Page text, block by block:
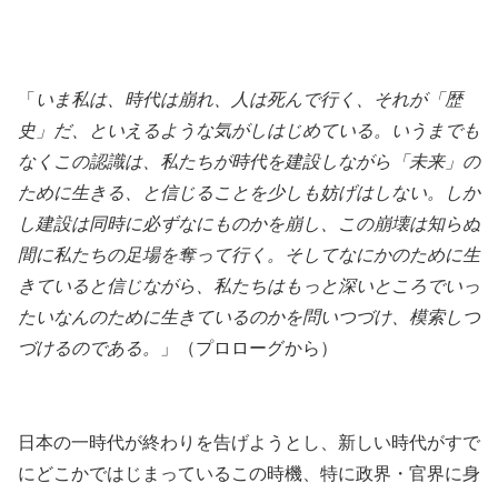
「 いま私は、時代は崩れ、人は死んで行く、それが「歴
史」だ、といえるような気がしはじめている。いうまでも
なくこの認識は、私たちが時代を建設しながら「未来」の
ために生きる、と信じることを少しも妨げはしない。しか
し建設は同時に必ずなにものかを崩し、この崩壊は知らぬ
間に私たちの足場を奪って行く。そしてなにかのために生
きていると信じながら、私たちはもっと深いところでいっ
たいなんのために生きているのかを問いつづけ、模索しつ
づけるのである。
」（プロローグから）
日本の一時代が終わりを告げようとし、新しい時代がすで
にどこかではじまっているこの時機、特に政界・官界に身